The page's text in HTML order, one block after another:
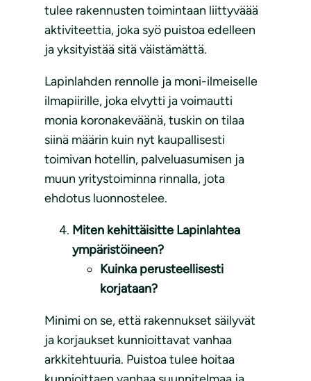
tulee rakennusten toimintaan liittyväää
aktiviteettia, joka syö puistoa edelleen
ja yksityistää sitä väistämättä.
Lapinlahden rennolle ja moni-ilmeiselle
ilmapiirille, joka elvytti ja voimautti
monia koronakeväänä, tuskin on tilaa
siinä määrin kuin nyt kaupallisesti
toimivan hotellin, palveluasumisen ja
muun yritystoiminna rinnalla, jota
ehdotus luonnostelee.
Miten kehittäisitte Lapinlahtea
ympäristöineen?
Kuinka perusteellisesti
korjataan?
Minimi on se, että rakennukset säilyvät
ja korjaukset kunnioittavat vanhaa
arkkitehtuuria. Puistoa tulee hoitaa